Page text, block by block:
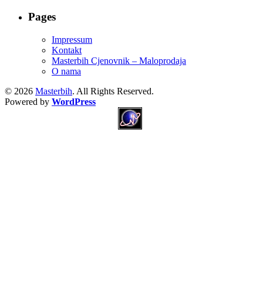
Pages
Impressum
Kontakt
Masterbih Cjenovnik – Maloprodaja
O nama
© 2026 Masterbih. All Rights Reserved.
Powered by WordPress